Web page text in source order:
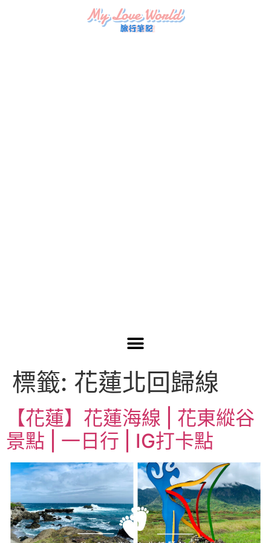
標籤: 花蓮北回歸線
【花蓮】花蓮海線 | 花東縱谷
景點 | 一日行 | IG打卡點